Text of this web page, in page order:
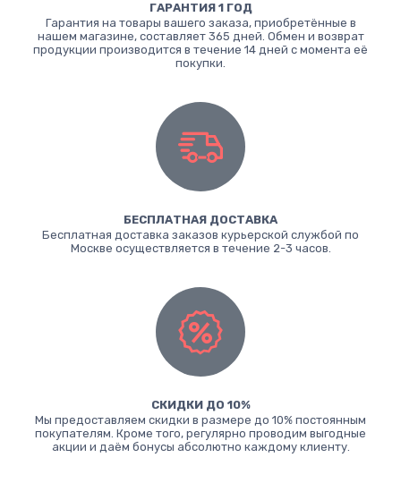
ГАРАНТИЯ 1 ГОД
Гарантия на товары вашего заказа, приобретённые в
нашем магазине, составляет 365 дней. Обмен и возврат
продукции производится в течение 14 дней с момента её
покупки.
БЕСПЛАТНАЯ ДОСТАВКА
Бесплатная доставка заказов курьерской службой по
Москве осуществляется в течение 2-3 часов.
СКИДКИ ДО 10%
Мы предоставляем скидки в размере до 10% постоянным
покупателям. Кроме того, регулярно проводим выгодные
акции и даём бонусы абсолютно каждому клиенту.